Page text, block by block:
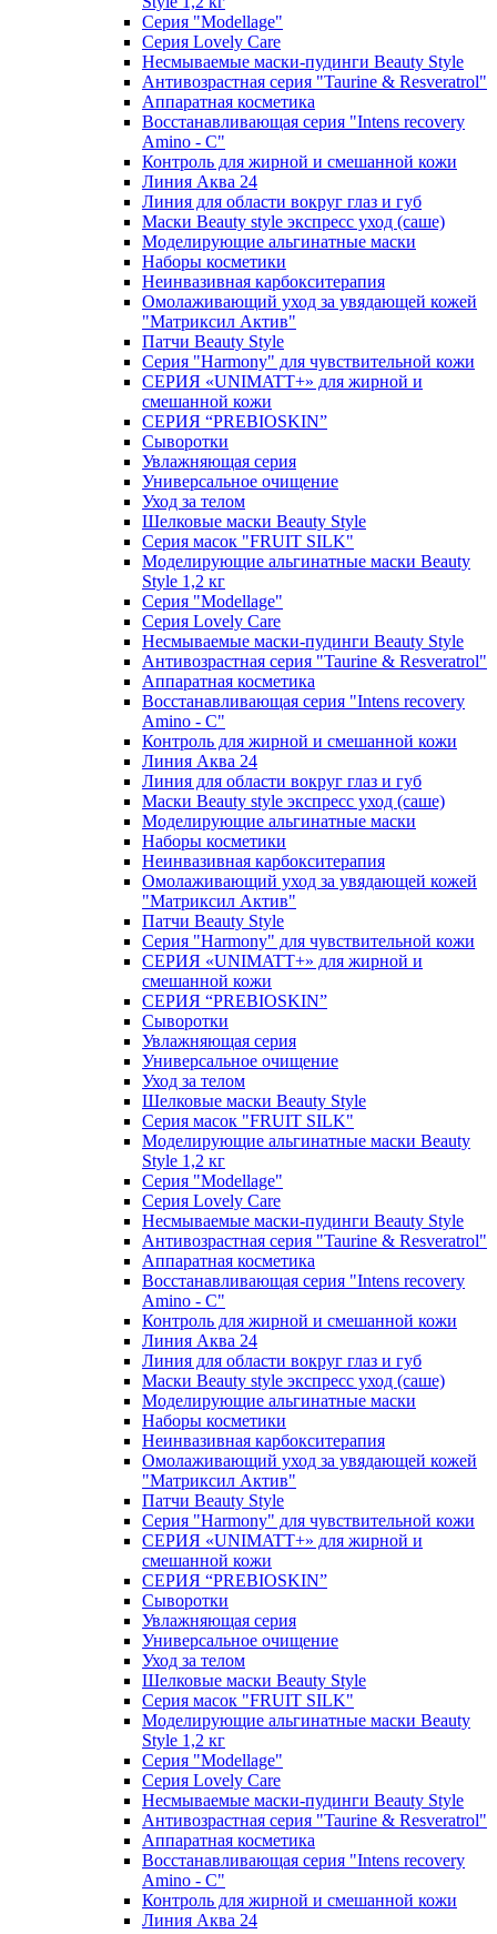
Серия "Modellage"
Cерия Lovely Care
Несмываемые маски-пудинги Beauty Style
Антивозрастная серия "Taurine & Resveratrol"
Аппаратная косметика
Восстанавливающая серия "Intens recovery
Amino - C"
Контроль для жирной и смешанной кожи
Линия Аква 24
Линия для области вокруг глаз и губ
Маски Beauty style экспресс уход (саше)
Моделирующие альгинатные маски
Наборы косметики
Неинвазивная карбокситерапия
Омолаживающий уход за увядающей кожей
"Матриксил Актив"
Патчи Beauty Style
Серия "Harmony" для чувствительной кожи
СЕРИЯ «UNIMATT+» для жирной и
смешанной кожи
СЕРИЯ “PREBIOSKIN”
Сыворотки
Увлажняющая серия
Универсальное очищение
Уход за телом
Шелковые маски Beauty Style
Серия масок "FRUIT SILK"
Моделирующие альгинатные маски Beauty
Style 1,2 кг
Серия "Modellage"
Cерия Lovely Care
Несмываемые маски-пудинги Beauty Style
Антивозрастная серия "Taurine & Resveratrol"
Аппаратная косметика
Восстанавливающая серия "Intens recovery
Amino - C"
Контроль для жирной и смешанной кожи
Линия Аква 24
Линия для области вокруг глаз и губ
Маски Beauty style экспресс уход (саше)
Моделирующие альгинатные маски
Наборы косметики
Неинвазивная карбокситерапия
Омолаживающий уход за увядающей кожей
"Матриксил Актив"
Патчи Beauty Style
Серия "Harmony" для чувствительной кожи
СЕРИЯ «UNIMATT+» для жирной и
смешанной кожи
СЕРИЯ “PREBIOSKIN”
Сыворотки
Увлажняющая серия
Универсальное очищение
Уход за телом
Шелковые маски Beauty Style
Серия масок "FRUIT SILK"
Моделирующие альгинатные маски Beauty
Style 1,2 кг
Серия "Modellage"
Cерия Lovely Care
Несмываемые маски-пудинги Beauty Style
Антивозрастная серия "Taurine & Resveratrol"
Аппаратная косметика
Восстанавливающая серия "Intens recovery
Amino - C"
Контроль для жирной и смешанной кожи
Линия Аква 24
Линия для области вокруг глаз и губ
Маски Beauty style экспресс уход (саше)
Моделирующие альгинатные маски
Наборы косметики
Неинвазивная карбокситерапия
Омолаживающий уход за увядающей кожей
"Матриксил Актив"
Патчи Beauty Style
Серия "Harmony" для чувствительной кожи
СЕРИЯ «UNIMATT+» для жирной и
смешанной кожи
СЕРИЯ “PREBIOSKIN”
Сыворотки
Увлажняющая серия
Универсальное очищение
Уход за телом
Шелковые маски Beauty Style
Серия масок "FRUIT SILK"
Моделирующие альгинатные маски Beauty
Style 1,2 кг
Серия "Modellage"
Cерия Lovely Care
Несмываемые маски-пудинги Beauty Style
Антивозрастная серия "Taurine & Resveratrol"
Аппаратная косметика
Восстанавливающая серия "Intens recovery
Amino - C"
Контроль для жирной и смешанной кожи
Линия Аква 24